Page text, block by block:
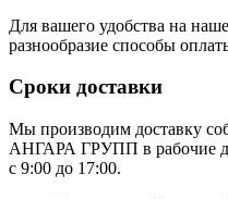
Для вашего удобства на
разнообразие способы
Сроки доставки
Мы производим доставку
АНГАРА ГРУПП в рабочие
с 9:00 до 17:00.